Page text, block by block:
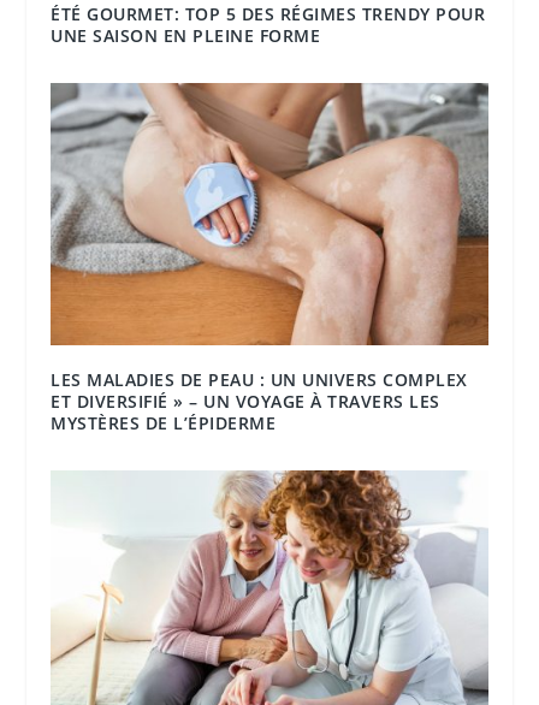
ÉTÉ GOURMET: TOP 5 DES RÉGIMES TRENDY POUR
UNE SAISON EN PLEINE FORME
LES MALADIES DE PEAU : UN UNIVERS COMPLEX
ET DIVERSIFIÉ » – UN VOYAGE À TRAVERS LES
MYSTÈRES DE L’ÉPIDERME